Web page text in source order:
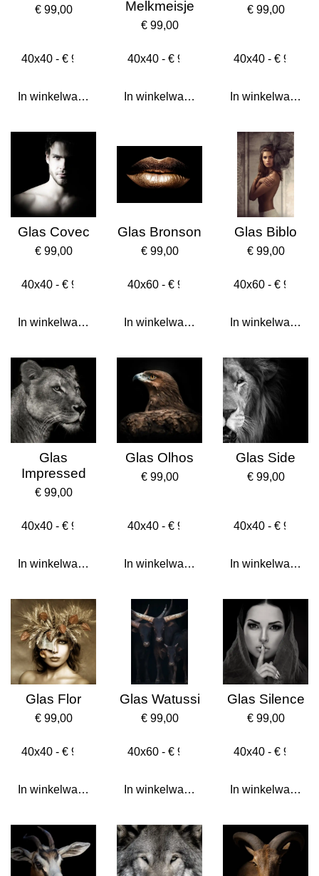
€ 99,00
In winkelwagen
Melkmeisje
€ 99,00
In winkelwagen
€ 99,00
In winkelwagen
Glas Covec
€ 99,00
In winkelwagen
Glas Bronson
€ 99,00
In winkelwagen
Glas Biblo
€ 99,00
In winkelwagen
Glas
Impressed
€ 99,00
In winkelwagen
Glas Olhos
€ 99,00
In winkelwagen
Glas Side
€ 99,00
In winkelwagen
Glas Flor
€ 99,00
In winkelwagen
Glas Watussi
€ 99,00
In winkelwagen
Glas Silence
€ 99,00
In winkelwagen